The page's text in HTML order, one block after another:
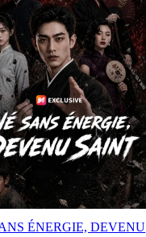
ÉNERGIE, DEVENU